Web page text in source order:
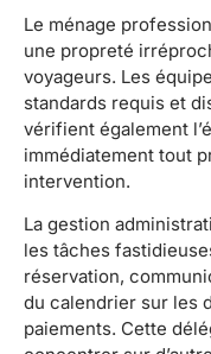
Le ménage
une propreté
voyageurs. Les
standards requis et
vérifient également
immédiatement tout
intervention.
La gestion
les tâches
réservation,
du calendrier sur les
paiements. Cette